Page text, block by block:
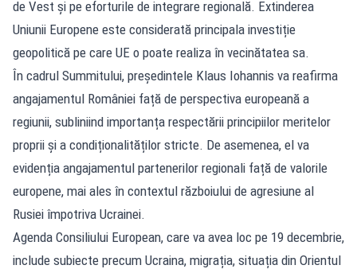
de Vest și pe eforturile de integrare regională. Extinderea
Uniunii Europene este considerată principala investiție
geopolitică pe care UE o poate realiza în vecinătatea sa.
În cadrul Summitului, președintele Klaus Iohannis va reafirma
angajamentul României față de perspectiva europeană a
regiunii, subliniind importanța respectării principiilor meritelor
proprii și a condiționalităților stricte. De asemenea, el va
evidenția angajamentul partenerilor regionali față de valorile
europene, mai ales în contextul războiului de agresiune al
Rusiei împotriva Ucrainei.
Agenda Consiliului European, care va avea loc pe 19 decembrie,
include subiecte precum Ucraina, migrația, situația din Orientul